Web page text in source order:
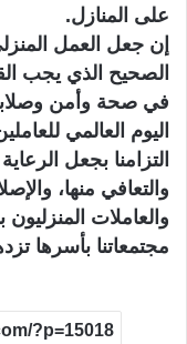
على المنازل.
إن جعل العمل
الصحيح الذي يجب
في صحة وأمن
اليوم العالمي
التزامنا بجعل
والتعافي منها،
والعاملات المنزليون
مجتمعاتنا بأسرها